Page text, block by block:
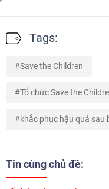
Tags:
Save the Children
Tổ chức Save the
khắc phục hậu quả sau
Tin cùng chủ đề: